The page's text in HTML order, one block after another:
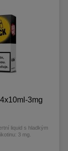
3mg
liquid s hladkým
3 mg.